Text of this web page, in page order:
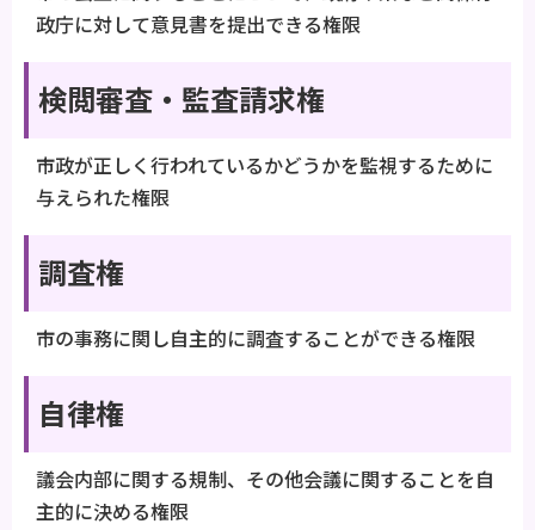
政庁に対して意見書を提出できる権限
検閲審査・監査請求権
市政が正しく行われているかどうかを監視するために
与えられた権限
調査権
市の事務に関し自主的に調査することができる権限
自律権
議会内部に関する規制、その他会議に関することを自
主的に決める権限